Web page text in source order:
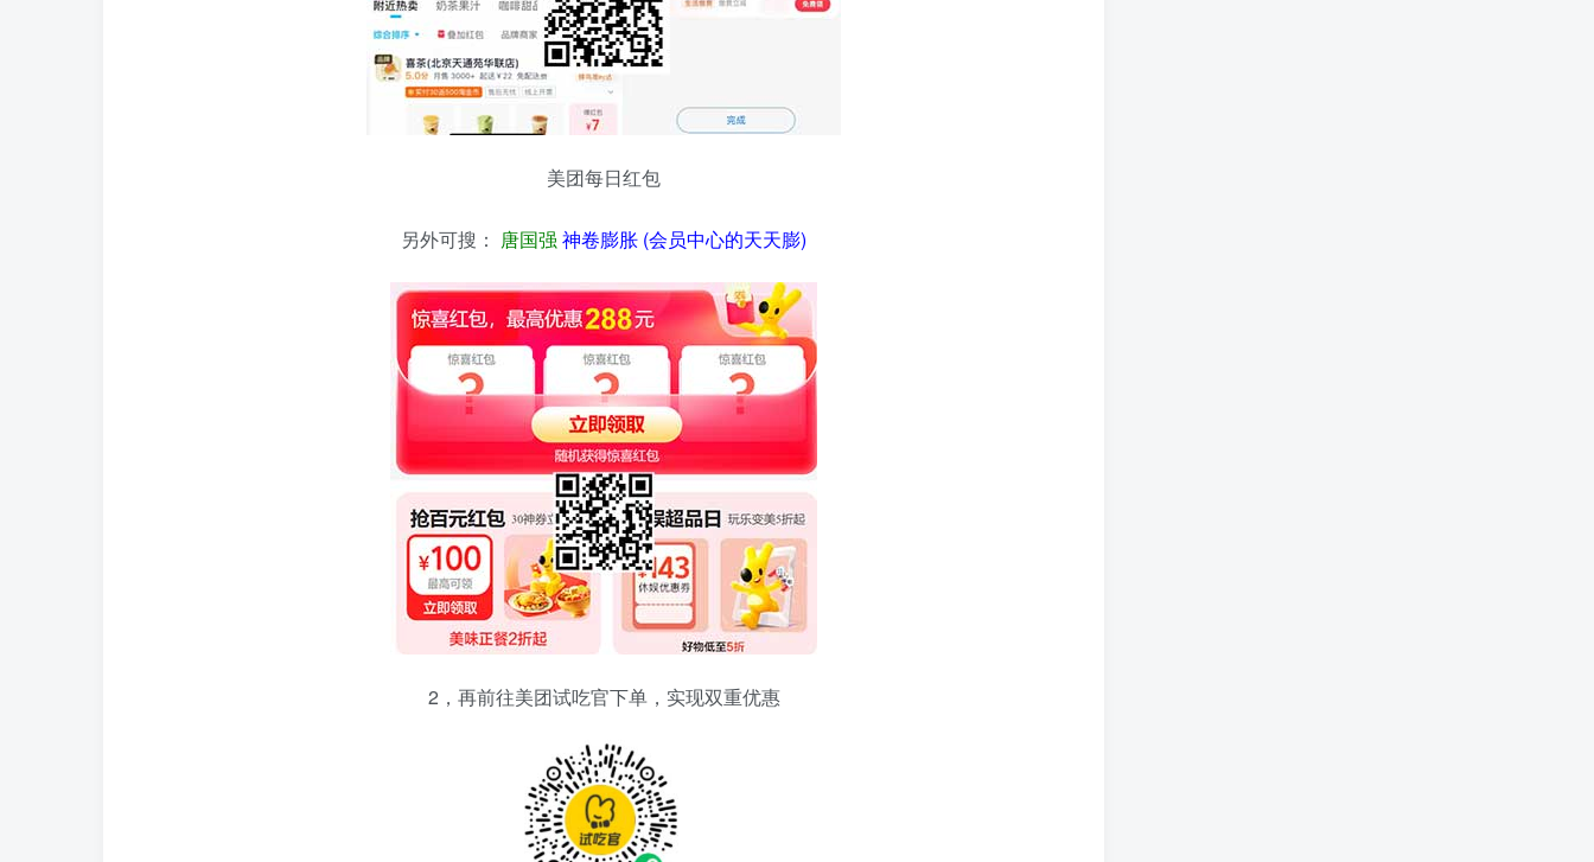
美团每日红包
另外可搜： 唐国强 神卷膨胀 (会员中心的天天膨)
2，再前往美团试吃官下单，实现双重优惠